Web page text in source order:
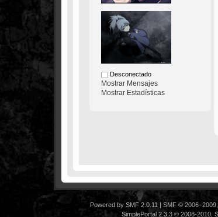
Desconectado
Mostrar Mensajes
Mostrar Estadísticas
Powered by SMF 2.0.11 |SMF ©
SimplePortal 2.3.3 © 2008-2010,